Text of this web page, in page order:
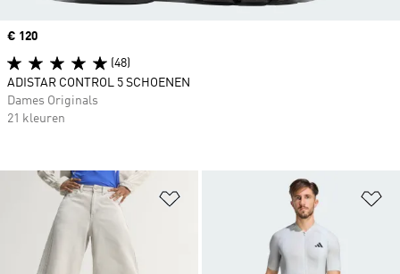
Op verlanglijst zetten
Price
€ 120
(48)
ADISTAR CONTROL 5 SCHOENEN
Dames Originals
21 kleuren